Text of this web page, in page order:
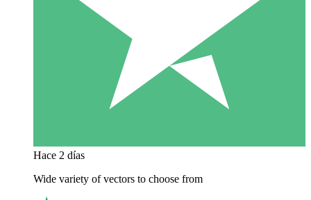
Hace 2 días
Wide variety of vectors to choose from